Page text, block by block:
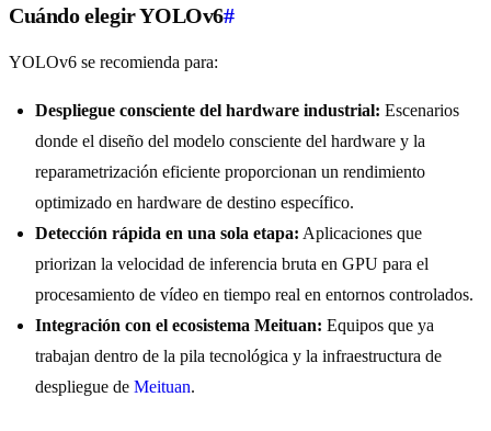
Cuándo elegir YOLOv6#
YOLOv6 se recomienda para:
Despliegue consciente del hardware industrial: Escenarios
donde el diseño del modelo consciente del hardware y la
reparametrización eficiente proporcionan un rendimiento
optimizado en hardware de destino específico.
Detección rápida en una sola etapa: Aplicaciones que
priorizan la velocidad de inferencia bruta en GPU para el
procesamiento de vídeo en tiempo real en entornos controlados.
Integración con el ecosistema Meituan: Equipos que ya
trabajan dentro de la pila tecnológica y la infraestructura de
despliegue de Meituan.